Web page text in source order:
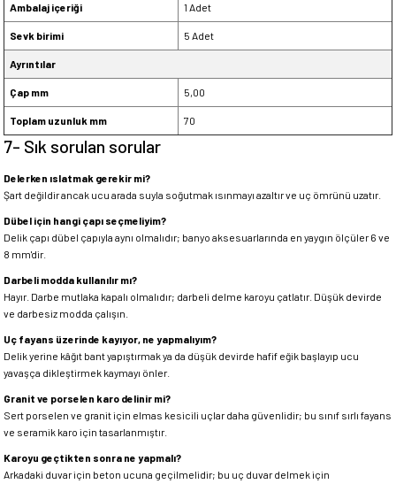
Ambalaj içeriği 1 Adet
Sevk birimi 5 Adet
Ayrıntılar
Çap mm 5,00
Toplam uzunluk mm 70
7- Sık sorulan sorular
Delerken ıslatmak gerekir mi?
Şart değildir ancak ucu arada suyla soğutmak ısınmayı azaltır ve uç ömrünü uzatır.
Dübel için hangi çapı seçmeliyim?
Delik çapı dübel çapıyla aynı olmalıdır; banyo aksesuarlarında en yaygın ölçüler 6 ve
8 mm'dir.
Darbeli modda kullanılır mı?
Hayır. Darbe mutlaka kapalı olmalıdır; darbeli delme karoyu çatlatır. Düşük devirde
ve darbesiz modda çalışın.
Uç fayans üzerinde kayıyor, ne yapmalıyım?
Delik yerine kâğıt bant yapıştırmak ya da düşük devirde hafif eğik başlayıp ucu
yavaşça dikleştirmek kaymayı önler.
Granit ve porselen karo delinir mi?
Sert porselen ve granit için elmas kesicili uçlar daha güvenlidir; bu sınıf sırlı fayans
ve seramik karo için tasarlanmıştır.
Karoyu geçtikten sonra ne yapmalı?
Arkadaki duvar için beton ucuna geçilmelidir; bu uç duvar delmek için